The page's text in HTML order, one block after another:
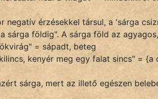
negatív érzésekkel társul, a 'sárga
sárga földig". A sárga föld az
= sápadt, beteg
kenyér meg egy falat sincs" = {a
sárga, mert az illető egészen